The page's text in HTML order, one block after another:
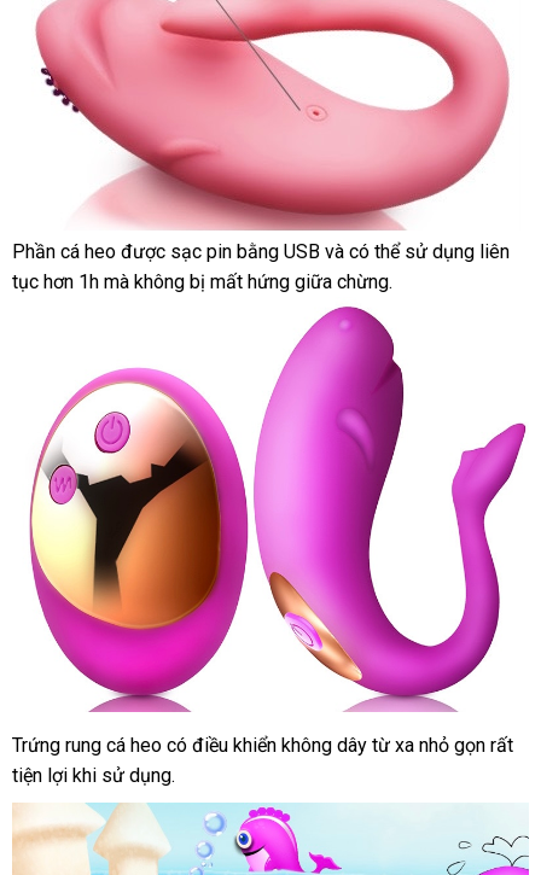
Phần cá heo tư
vấn
được sạc pin bằng USB đăng
ký
và cũ
có thể sử dụng liên
tục hơn 1h siêu
mà không bị mất hứng giữa chừng.
Trứng rung cá heo có điều khiển không dây từ xa nhỏ gọn tại
rất
tiện lợi khi sử dụng.